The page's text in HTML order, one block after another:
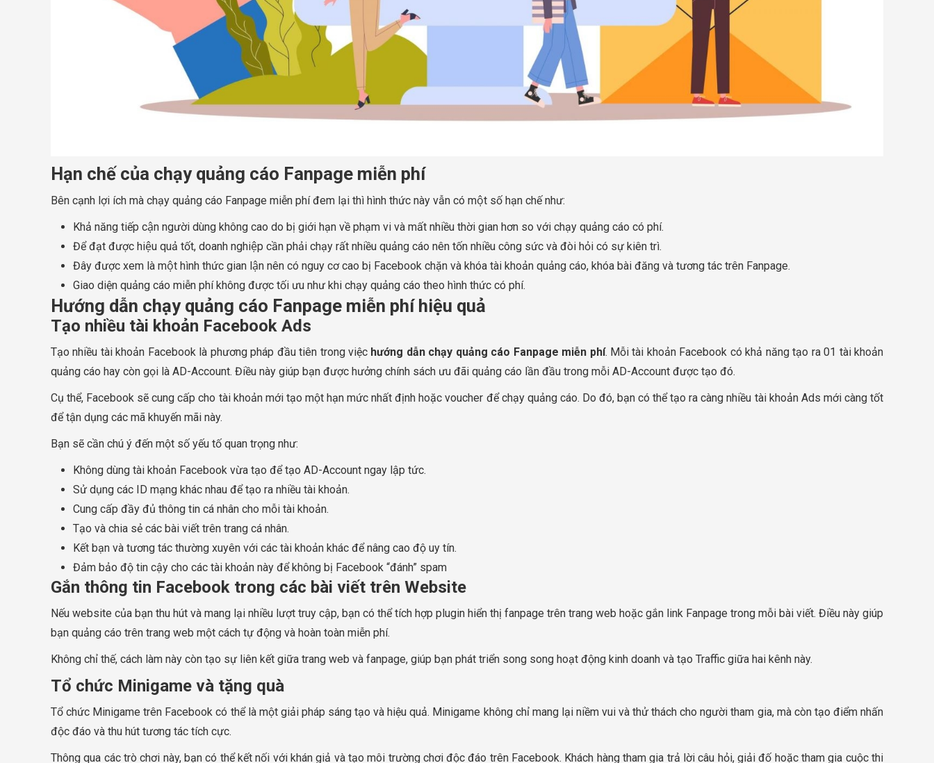
Hạn chế của chạy quảng cáo Fanpage miễn phí
Bên cạnh lợi ích mà chạy quảng cáo Fanpage miễn phí đem lại thì hình thức này vẫn có một số hạn chế như:
Khả năng tiếp cận người dùng không cao do bị giới hạn về phạm vi và mất nhiều thời gian hơn so với chạy quảng cáo có phí.
Để đạt được hiệu quả tốt, doanh nghiệp cần phải chạy rất nhiều quảng cáo nên tốn nhiều công sức và đòi hỏi có sự kiên trì.
Đây được xem là một hình thức gian lận nên có nguy cơ cao bị Facebook chặn và khóa tài khoản quảng cáo, khóa bài đăng và tương tác trên Fanpage.
Giao diện quảng cáo miễn phí không được tối ưu như khi chạy quảng cáo theo hình thức có phí.
Hướng dẫn chạy quảng cáo Fanpage miễn phí hiệu quả
Tạo nhiều tài khoản Facebook Ads
Tạo nhiều tài khoản Facebook là phương pháp đầu tiên trong việc hướng dẫn chạy quảng cáo Fanpage miễn phí. Mỗi tài khoản Facebook có khả năng tạo ra 01 tài khoản
quảng cáo hay còn gọi là AD-Account. Điều này giúp bạn được hưởng chính sách ưu đãi quảng cáo lần đầu trong mỗi AD-Account được tạo đó.
Cụ thể, Facebook sẽ cung cấp cho tài khoản mới tạo một hạn mức nhất định hoặc voucher để chạy quảng cáo. Do đó, bạn có thể tạo ra càng nhiều tài khoản Ads mới càng tốt
để tận dụng các mã khuyến mãi này.
Bạn sẽ cần chú ý đến một số yếu tố quan trọng như:
Không dùng tài khoản Facebook vừa tạo để tạo AD-Account ngay lập tức.
Sử dụng các ID mạng khác nhau để tạo ra nhiều tài khoản.
Cung cấp đầy đủ thông tin cá nhân cho mỗi tài khoản.
Tạo và chia sẻ các bài viết trên trang cá nhân.
Kết bạn và tương tác thường xuyên với các tài khoản khác để nâng cao độ uy tín.
Đảm bảo độ tin cậy cho các tài khoản này để không bị Facebook “đánh” spam
Gắn thông tin Facebook trong các bài viết trên Website
Nếu website của bạn thu hút và mang lại nhiều lượt truy cập, bạn có thể tích hợp plugin hiển thị fanpage trên trang web hoặc gắn link Fanpage trong mỗi bài viết. Điều này giúp
bạn quảng cáo trên trang web một cách tự động và hoàn toàn miễn phí.
Không chỉ thế, cách làm này còn tạo sự liên kết giữa trang web và fanpage, giúp bạn phát triển song song hoạt động kinh doanh và tạo Traffic giữa hai kênh này.
Tổ chức Minigame và tặng quà
Tổ chức Minigame trên Facebook có thể là một giải pháp sáng tạo và hiệu quả. Minigame không chỉ mang lại niềm vui và thử thách cho người tham gia, mà còn tạo điểm nhấn
độc đáo và thu hút tương tác tích cực.
Thông qua các trò chơi này, bạn có thể kết nối với khán giả và tạo môi trường chơi độc đáo trên Facebook. Khách hàng tham gia trả lời câu hỏi, giải đố hoặc tham gia cuộc thi